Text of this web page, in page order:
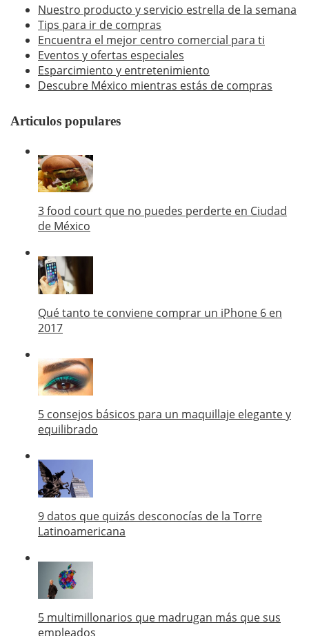
Nuestro producto y servicio estrella de la semana
Tips para ir de compras
Encuentra el mejor centro comercial para ti
Eventos y ofertas especiales
Esparcimiento y entretenimiento
Descubre México mientras estás de compras
Articulos populares
3 food court que no puedes perderte en Ciudad
de México
Qué tanto te conviene comprar un iPhone 6 en
2017
5 consejos básicos para un maquillaje elegante y
equilibrado
9 datos que quizás desconocías de la Torre
Latinoamericana
5 multimillonarios que madrugan más que sus
empleados